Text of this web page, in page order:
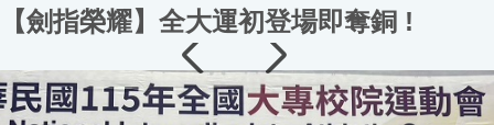
【劍指榮耀】全大運初登場即奪銅 !